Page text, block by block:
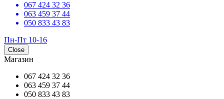
067 424 32 36
063 459 37 44
050 833 43 83
Пн-Пт 10-16
Close
Магазин
067 424 32 36
063 459 37 44
050 833 43 83